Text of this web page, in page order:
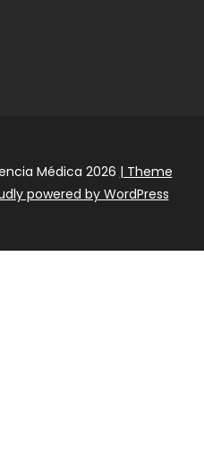
Médica 2026 | Theme
powered by WordPress